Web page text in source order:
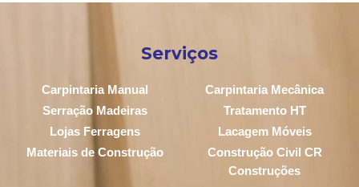
Serviços
Carpintaria Manual
Carpintaria Mecânica
Serração Madeiras
Tratamento HT
Lojas Ferragens
Lacagem Móveis
Materiais de Construção
Construção Civil CR
Construções